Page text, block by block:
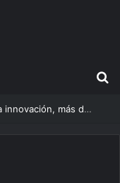
Salta se convierte en epicentro de la innovación, más de 600 personas ya participan del NOA Innova